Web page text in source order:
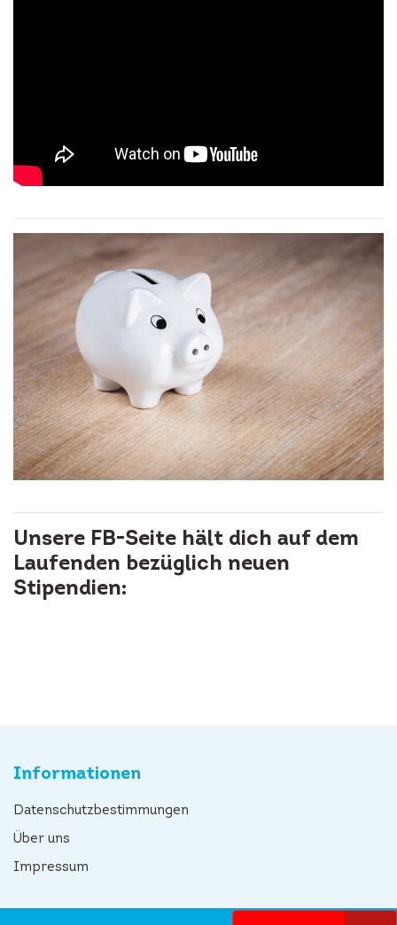
Unsere FB-Seite hält dich auf dem
Laufenden bezüglich neuen
Stipendien:
Informationen
Datenschutzbestimmungen
Über uns
Impressum